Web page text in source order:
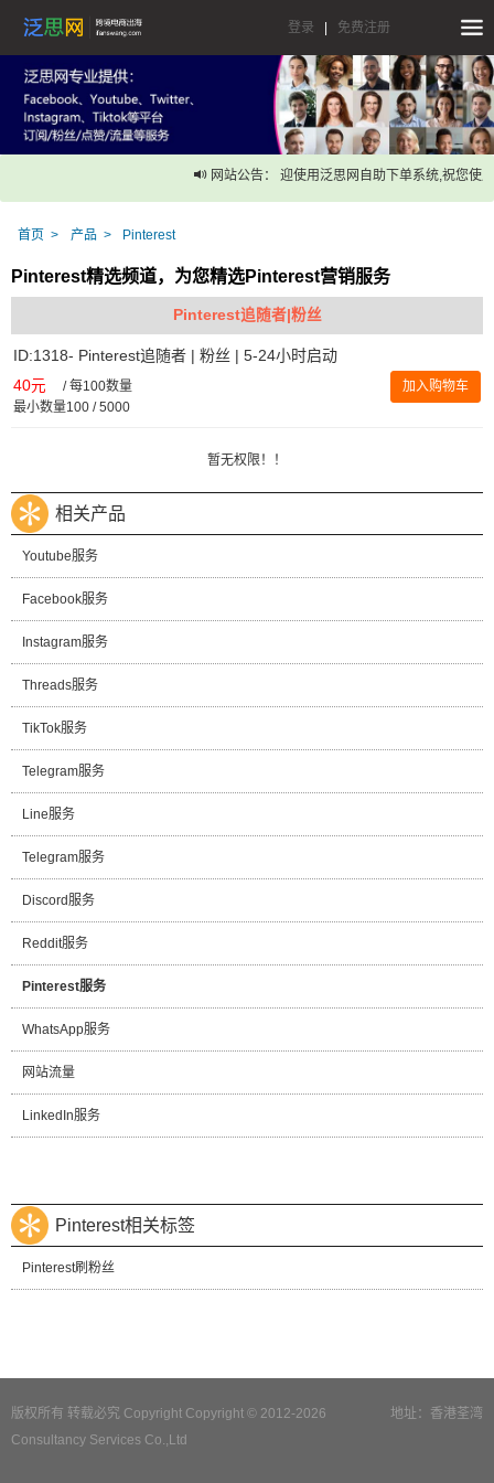
登录 免费注册
网站公告： 迎使用泛思网自助下单系统,祝您使用
首页 产品 Pinterest
Pinterest精选频道，为您精选Pinterest营销服务
Pinterest追随者|粉丝
ID:1318- Pinterest追随者 | 粉丝 | 5-24小时启动
40元 /每100数量
最小数量100 / 5000
加入购物车
暂无权限！！
相关产品
Youtube服务
Facebook服务
Instagram服务
Threads服务
TikTok服务
Telegram服务
Line服务
Telegram服务
Discord服务
Reddit服务
Pinterest服务
WhatsApp服务
网站流量
LinkedIn服务
Pinterest相关标签
Pinterest刷粉丝
地址：香港荃湾
版权所有 转载必究 Copyright Copyright © 2012-2026
Consultancy Services Co.,Ltd